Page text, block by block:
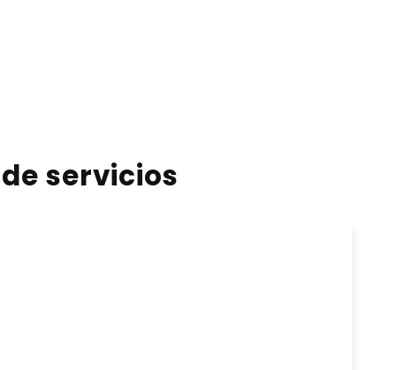
servicios